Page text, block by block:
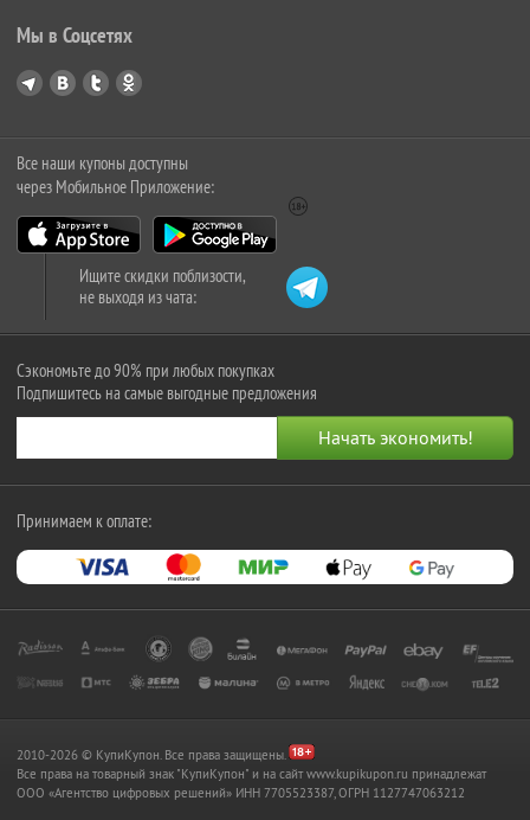
Мы в Соцсетях
Все наши купоны доступны
через Мобильное Приложение:
Ищите скидки поблизости,
не выходя из чата:
Сэкономьте до 90% при любых покупках
Подпишитесь на самые выгодные предложения
Принимаем к оплате:
2010-2026 © КупиКупон. Все права защищены.
Все права на товарный знак "КупиКупон" и на сайт www.kupikupon.ru принадлежат
OOO «Агентство цифровых решений» ИНН 7705523387, ОГРН 1127747063212